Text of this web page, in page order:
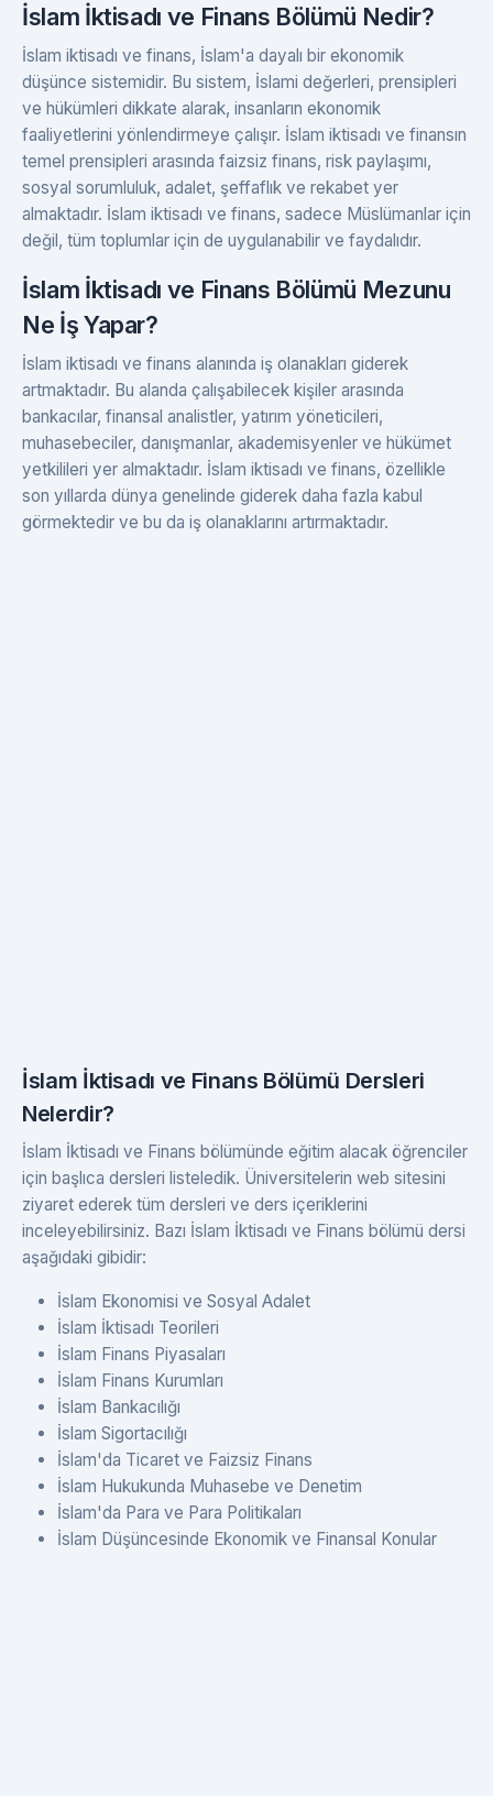
İslam İktisadı ve Finans Bölümü Nedir?
İslam iktisadı ve finans, İslam'a dayalı bir ekonomik
düşünce sistemidir. Bu sistem, İslami değerleri, prensipleri
ve hükümleri dikkate alarak, insanların ekonomik
faaliyetlerini yönlendirmeye çalışır. İslam iktisadı ve finansın
temel prensipleri arasında faizsiz finans, risk paylaşımı,
sosyal sorumluluk, adalet, şeffaflık ve rekabet yer
almaktadır. İslam iktisadı ve finans, sadece Müslümanlar için
değil, tüm toplumlar için de uygulanabilir ve faydalıdır.
İslam İktisadı ve Finans Bölümü Mezunu
Ne İş Yapar?
İslam iktisadı ve finans alanında iş olanakları giderek
artmaktadır. Bu alanda çalışabilecek kişiler arasında
bankacılar, finansal analistler, yatırım yöneticileri,
muhasebeciler, danışmanlar, akademisyenler ve hükümet
yetkilileri yer almaktadır. İslam iktisadı ve finans, özellikle
son yıllarda dünya genelinde giderek daha fazla kabul
görmektedir ve bu da iş olanaklarını artırmaktadır.
İslam İktisadı ve Finans Bölümü Dersleri
Nelerdir?
İslam İktisadı ve Finans bölümünde eğitim alacak öğrenciler
için başlıca dersleri listeledik. Üniversitelerin web sitesini
ziyaret ederek tüm dersleri ve ders içeriklerini
inceleyebilirsiniz. Bazı İslam İktisadı ve Finans bölümü dersi
aşağıdaki gibidir:
İslam Ekonomisi ve Sosyal Adalet
İslam İktisadı Teorileri
İslam Finans Piyasaları
İslam Finans Kurumları
İslam Bankacılığı
İslam Sigortacılığı
İslam'da Ticaret ve Faizsiz Finans
İslam Hukukunda Muhasebe ve Denetim
İslam'da Para ve Para Politikaları
İslam Düşüncesinde Ekonomik ve Finansal Konular